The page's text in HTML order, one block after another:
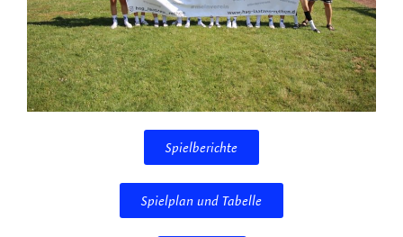
Spielberichte
Spielplan und Tabelle